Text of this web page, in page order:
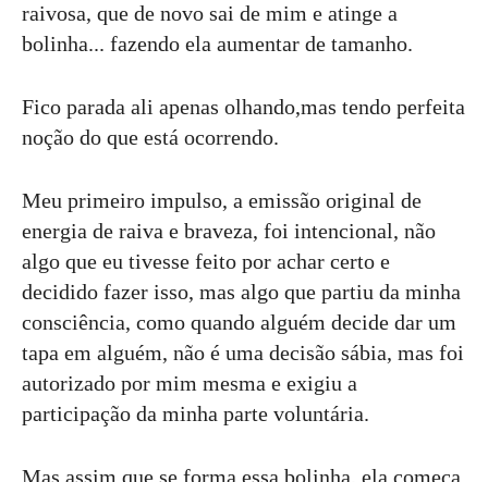
raivosa, que de novo sai de mim e atinge a
bolinha... fazendo ela aumentar de tamanho.
Fico parada ali apenas olhando,mas tendo perfeita
noção do que está ocorrendo.
Meu primeiro impulso, a emissão original de
energia de raiva e braveza, foi intencional, não
algo que eu tivesse feito por achar certo e
decidido fazer isso, mas algo que partiu da minha
consciência, como quando alguém decide dar um
tapa em alguém, não é uma decisão sábia, mas foi
autorizado por mim mesma e exigiu a
participação da minha parte voluntária.
Mas assim que se forma essa bolinha, ela começa